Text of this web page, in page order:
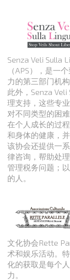
Senza Veli Sulla
（APS），是一
力的第三部门机构
此外，Senza
理支持，这些专
对不同类型的困
在个人成长的过
和身体的健康，
该协会还提供一
律咨询，帮助处
管理税务问题；
的人。
文化协会Rette
术和娱乐活动。
化的获取是每个
力。